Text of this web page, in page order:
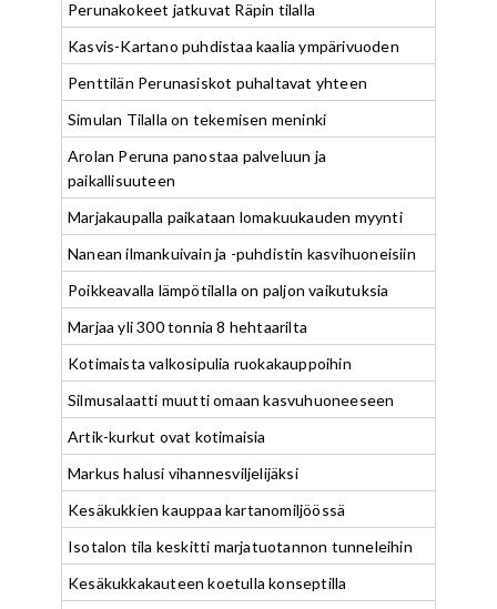
Perunakokeet jatkuvat Räpin tilalla
Kasvis-Kartano puhdistaa kaalia ympärivuoden
Penttilän Perunasiskot puhaltavat yhteen
Simulan Tilalla on tekemisen meninki
Arolan Peruna panostaa palveluun ja
paikallisuuteen
Marjakaupalla paikataan lomakuukauden myynti
Nanean ilmankuivain ja -puhdistin kasvihuoneisiin
Poikkeavalla lämpötilalla on paljon vaikutuksia
Marjaa yli 300 tonnia 8 hehtaarilta
Kotimaista valkosipulia ruokakauppoihin
Silmusalaatti muutti omaan kasvuhuoneeseen
Artik-kurkut ovat kotimaisia
Markus halusi vihannesviljelijäksi
Kesäkukkien kauppaa kartanomiljöössä
Isotalon tila keskitti marjatuotannon tunneleihin
Kesäkukkakauteen koetulla konseptilla